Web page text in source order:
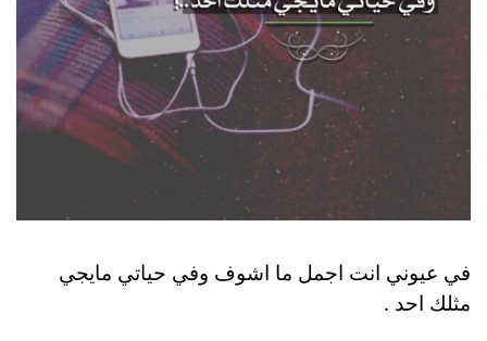
في عيوني انت اجمل ما اشوف وفي حياتي مايجي
مثلك احد .